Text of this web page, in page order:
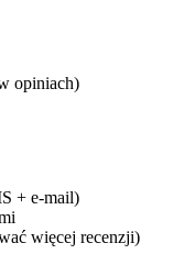
opiniach)
+ e-mail)
więcej recenzji)